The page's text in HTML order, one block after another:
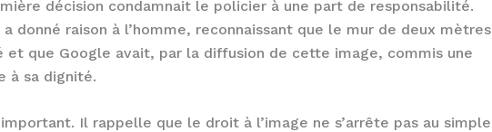
décision condamnait le policier à une part de responsabilité.
donné raison à l’homme, reconnaissant que le mur de deux mètres
et que Google avait, par la diffusion de cette image, commis une
à sa dignité.
Il rappelle que le droit à l’image ne s’arrête pas au simple